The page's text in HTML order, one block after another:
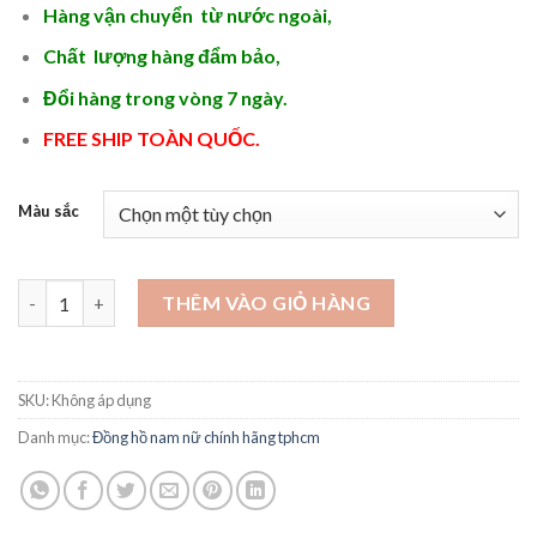
Hàng vận chuyển từ nước ngoài,
Chất lượng hàng đẩm bảo,
Đổi hàng trong vòng 7 ngày.
FREE SHIP TOÀN QUỐC.
Màu sắc
Mẫu đồng hồ hot nhất hiện nay - DH122 số lượng
THÊM VÀO GIỎ HÀNG
SKU:Không áp dụng
Danh mục:Đồng hồ nam nữ chính hãng tphcm